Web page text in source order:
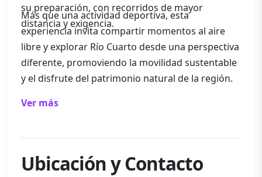
su preparación, con recorridos de mayor
distancia y exigencia.
Más que una actividad deportiva, esta
experiencia invita compartir momentos al aire
libre y explorar Río Cuarto desde una perspectiva
diferente, promoviendo la movilidad sustentable
y el disfrute del patrimonio natural de la región.
Ver más
Ubicación y Contacto